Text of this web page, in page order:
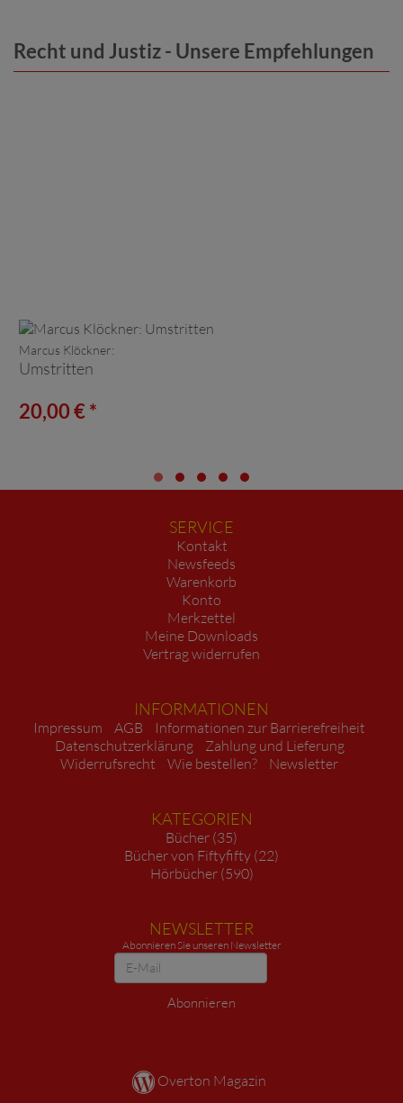
Recht und Justiz - Unsere Empfehlungen
Marcus Klöckner:
Umstritten
20,00 € *
SERVICE
Kontakt
Newsfeeds
Warenkorb
Konto
Merkzettel
Meine Downloads
Vertrag widerrufen
INFORMATIONEN
Impressum AGB
Informationen zur Barrierefreiheit
Datenschutzerklärung
Zahlung und Lieferung
Widerrufsrecht
Wie bestellen? Newsletter
KATEGORIEN
Bücher (35)
Bücher von Fiftyfifty (22)
Hörbücher (590)
NEWSLETTER
Abonnieren Sie unseren Newsletter
Newsletter
Abonnieren
Overton Magazin